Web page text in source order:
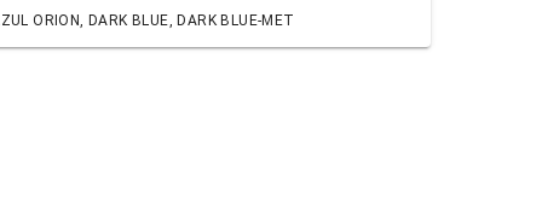
ORION, DARK BLUE, DARK BLUE-MET